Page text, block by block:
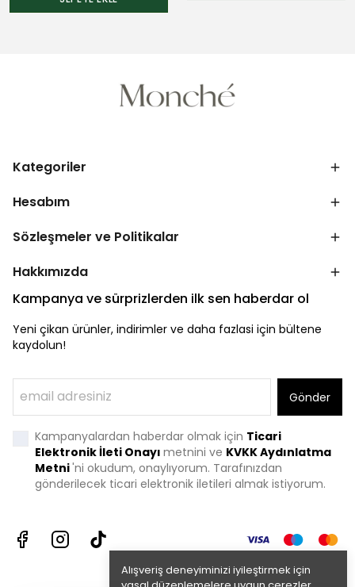
Alışveriş deneyiminizi iyileştirmek için
Kategoriler
Hesabım
Sözleşmeler ve Politikalar
Hakkımızda
Kampanya ve sürprizlerden ilk sen haberdar ol
Yeni çikan ürünler, indirimler ve daha fazlasi için bültene
kaydolun!
Gönder
Kampanyalardan haberdar olmak için Ticari
Elektronik İleti Onayı metnini ve KVKK Aydınlatma
Metni'ni okudum, onaylıyorum. Tarafınızdan
gönderilecek ticari elektronik iletileri almak istiyorum.